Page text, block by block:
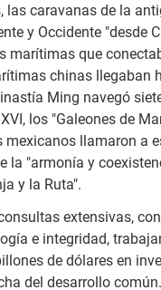
caravanas de la
y Occidente "desde
marítimas que
chinas llegaban
Ming navegó
los "Galeones de
llamaron a
la "armonía y
y la Ruta".
extensivas,
e integridad,
de dólares en
del desarrollo